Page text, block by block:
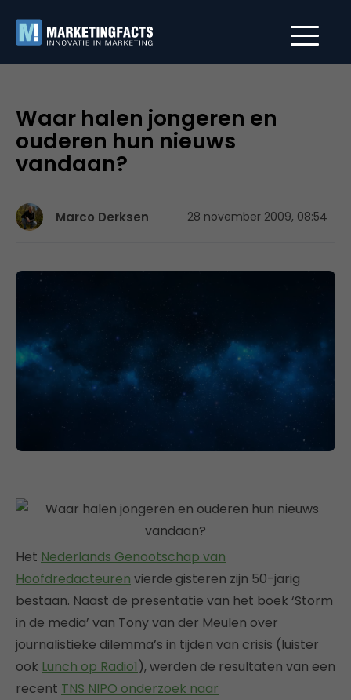
Waar halen jongeren en
ouderen hun nieuws
vandaan?
Marco Derksen 28 november 2009, 08:54
Het Nederlands Genootschap van
Hoofdredacteuren vierde gisteren zijn 50-jarig
bestaan. Naast de presentatie van het boek ‘Storm
in de media’ van Tony van der Meulen over
journalistieke dilemma’s in tijden van crisis (luister
ook Lunch op Radio1), werden de resultaten van een
recent TNS NIPO onderzoek naar